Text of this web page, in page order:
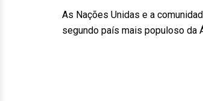
As Nações Unidas e a
segundo país mais populoso da